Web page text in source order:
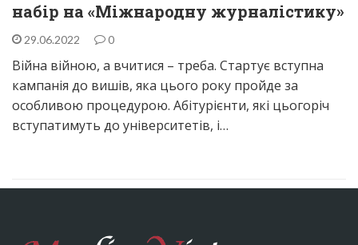
набір на «Міжнародну журналістику»
29.06.2022 0
Війна війною, а вчитися – треба. Стартує вступна
кампанія до вишів, яка цього року пройде за
особливою процедурою. Абітурієнти, які цьогоріч
вступатимуть до університетів, і…